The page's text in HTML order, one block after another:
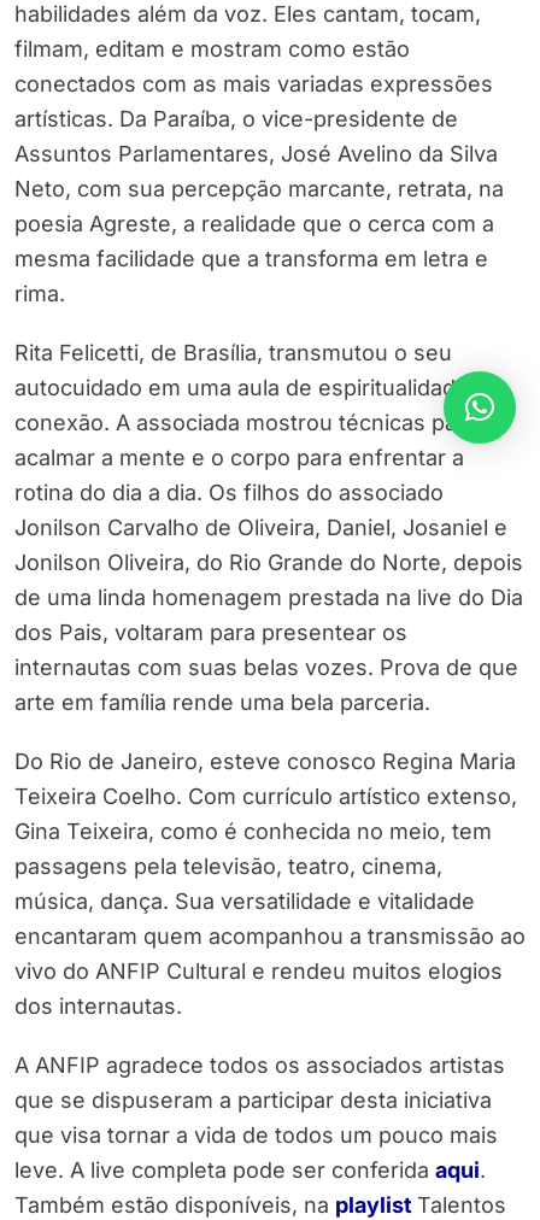
habilidades além da voz. Eles cantam, tocam,
filmam, editam e mostram como estão
conectados com as mais variadas expressões
artísticas. Da Paraíba, o vice-presidente de
Assuntos Parlamentares, José Avelino da Silva
Neto, com sua percepção marcante, retrata, na
poesia Agreste, a realidade que o cerca com a
mesma facilidade que a transforma em letra e
rima.
Rita Felicetti, de Brasília, transmutou o seu
autocuidado em uma aula de espiritualidade e
conexão. A associada mostrou técnicas para
acalmar a mente e o corpo para enfrentar a
rotina do dia a dia. Os filhos do associado
Jonilson Carvalho de Oliveira, Daniel, Josaniel e
Jonilson Oliveira, do Rio Grande do Norte, depois
de uma linda homenagem prestada na live do Dia
dos Pais, voltaram para presentear os
internautas com suas belas vozes. Prova de que
arte em família rende uma bela parceria.
Do Rio de Janeiro, esteve conosco Regina Maria
Teixeira Coelho. Com currículo artístico extenso,
Gina Teixeira, como é conhecida no meio, tem
passagens pela televisão, teatro, cinema,
música, dança. Sua versatilidade e vitalidade
encantaram quem acompanhou a transmissão ao
vivo do ANFIP Cultural e rendeu muitos elogios
dos internautas.
A ANFIP agradece todos os associados artistas
que se dispuseram a participar desta iniciativa
que visa tornar a vida de todos um pouco mais
leve. A live completa pode ser conferida aqui.
Também estão disponíveis, na playlist Talentos